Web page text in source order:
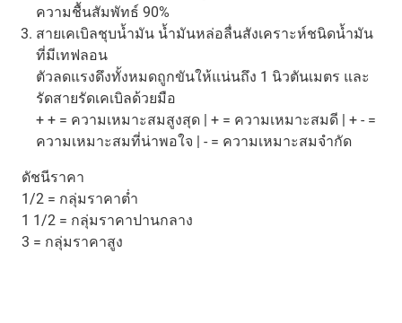
ความชื้นสัมพัทธ์ 90%
สายเคเบิลชุบน้ำมัน น้ำมันหล่อลื่นสังเคราะห์ชนิดน้ำมัน
ที่มีเทฟลอน
ตัวลดแรงดึงทั้งหมดถูกขันให้แน่นถึง 1 นิวตันเมตร และ
รัดสายรัดเคเบิลด้วยมือ
+ + = ความเหมาะสมสูงสุด | + = ความเหมาะสมดี | + - =
ความเหมาะสมที่น่าพอใจ | - = ความเหมาะสมจำกัด
ดัชนีราคา
1/2 = กลุ่มราคาต่ำ
1 1/2 = กลุ่มราคาปานกลาง
3 = กลุ่มราคาสูง